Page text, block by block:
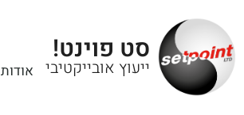
סט פוינט!
ייעוץ אובייקטיבי אודות